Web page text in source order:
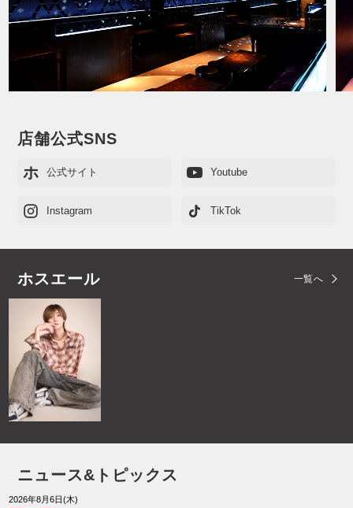
店舗公式SNS
ホ
公式サイト Youtube
Instagram TikTok
ホスエール 一覧へ
ニュース&トピックス
2026年8月6日(木)